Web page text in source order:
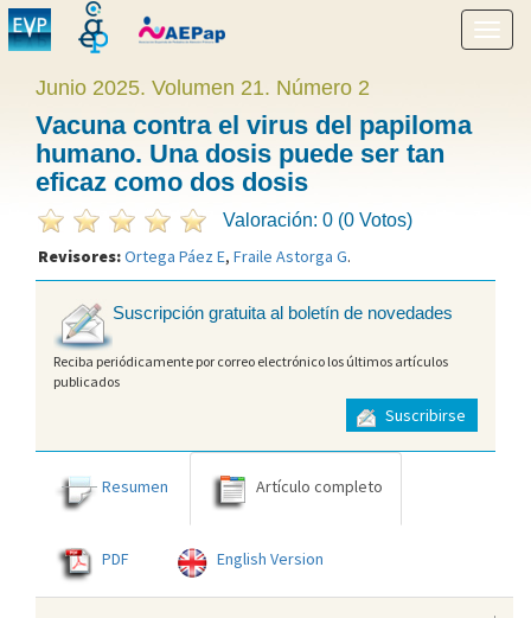
menú
Junio 2025. Volumen 21. Número 2
Vacuna contra el virus del papiloma
humano. Una dosis puede ser tan
eficaz como dos dosis
Valoración: 0 (0 Votos)
Revisores:Ortega Páez E, Fraile Astorga G.
Suscripción gratuita al boletín de novedades
Reciba periódicamente por correo electrónico los últimos artículos
publicados
Suscribirse
Resumen Artículo completo
PDF English Version